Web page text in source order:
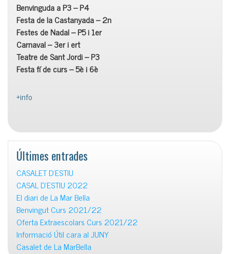
Benvinguda a P3 – P4
Festa de la Castanyada – 2n
Festes de Nadal – P5 i 1er
Carnaval – 3er i ert
Teatre de Sant Jordi – P3
Festa fí de curs – 5è i 6è
+info
Últimes entrades
CASALET D’ESTIU
CASAL D’ESTIU 2022
El diari de La Mar Bella
Benvingut Curs 2021/22
Oferta Extraescolars Curs 2021/22
Informació Útil cara al JUNY
Casalet de La MarBella